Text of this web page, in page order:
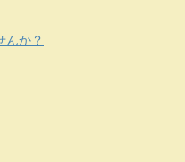
んか？